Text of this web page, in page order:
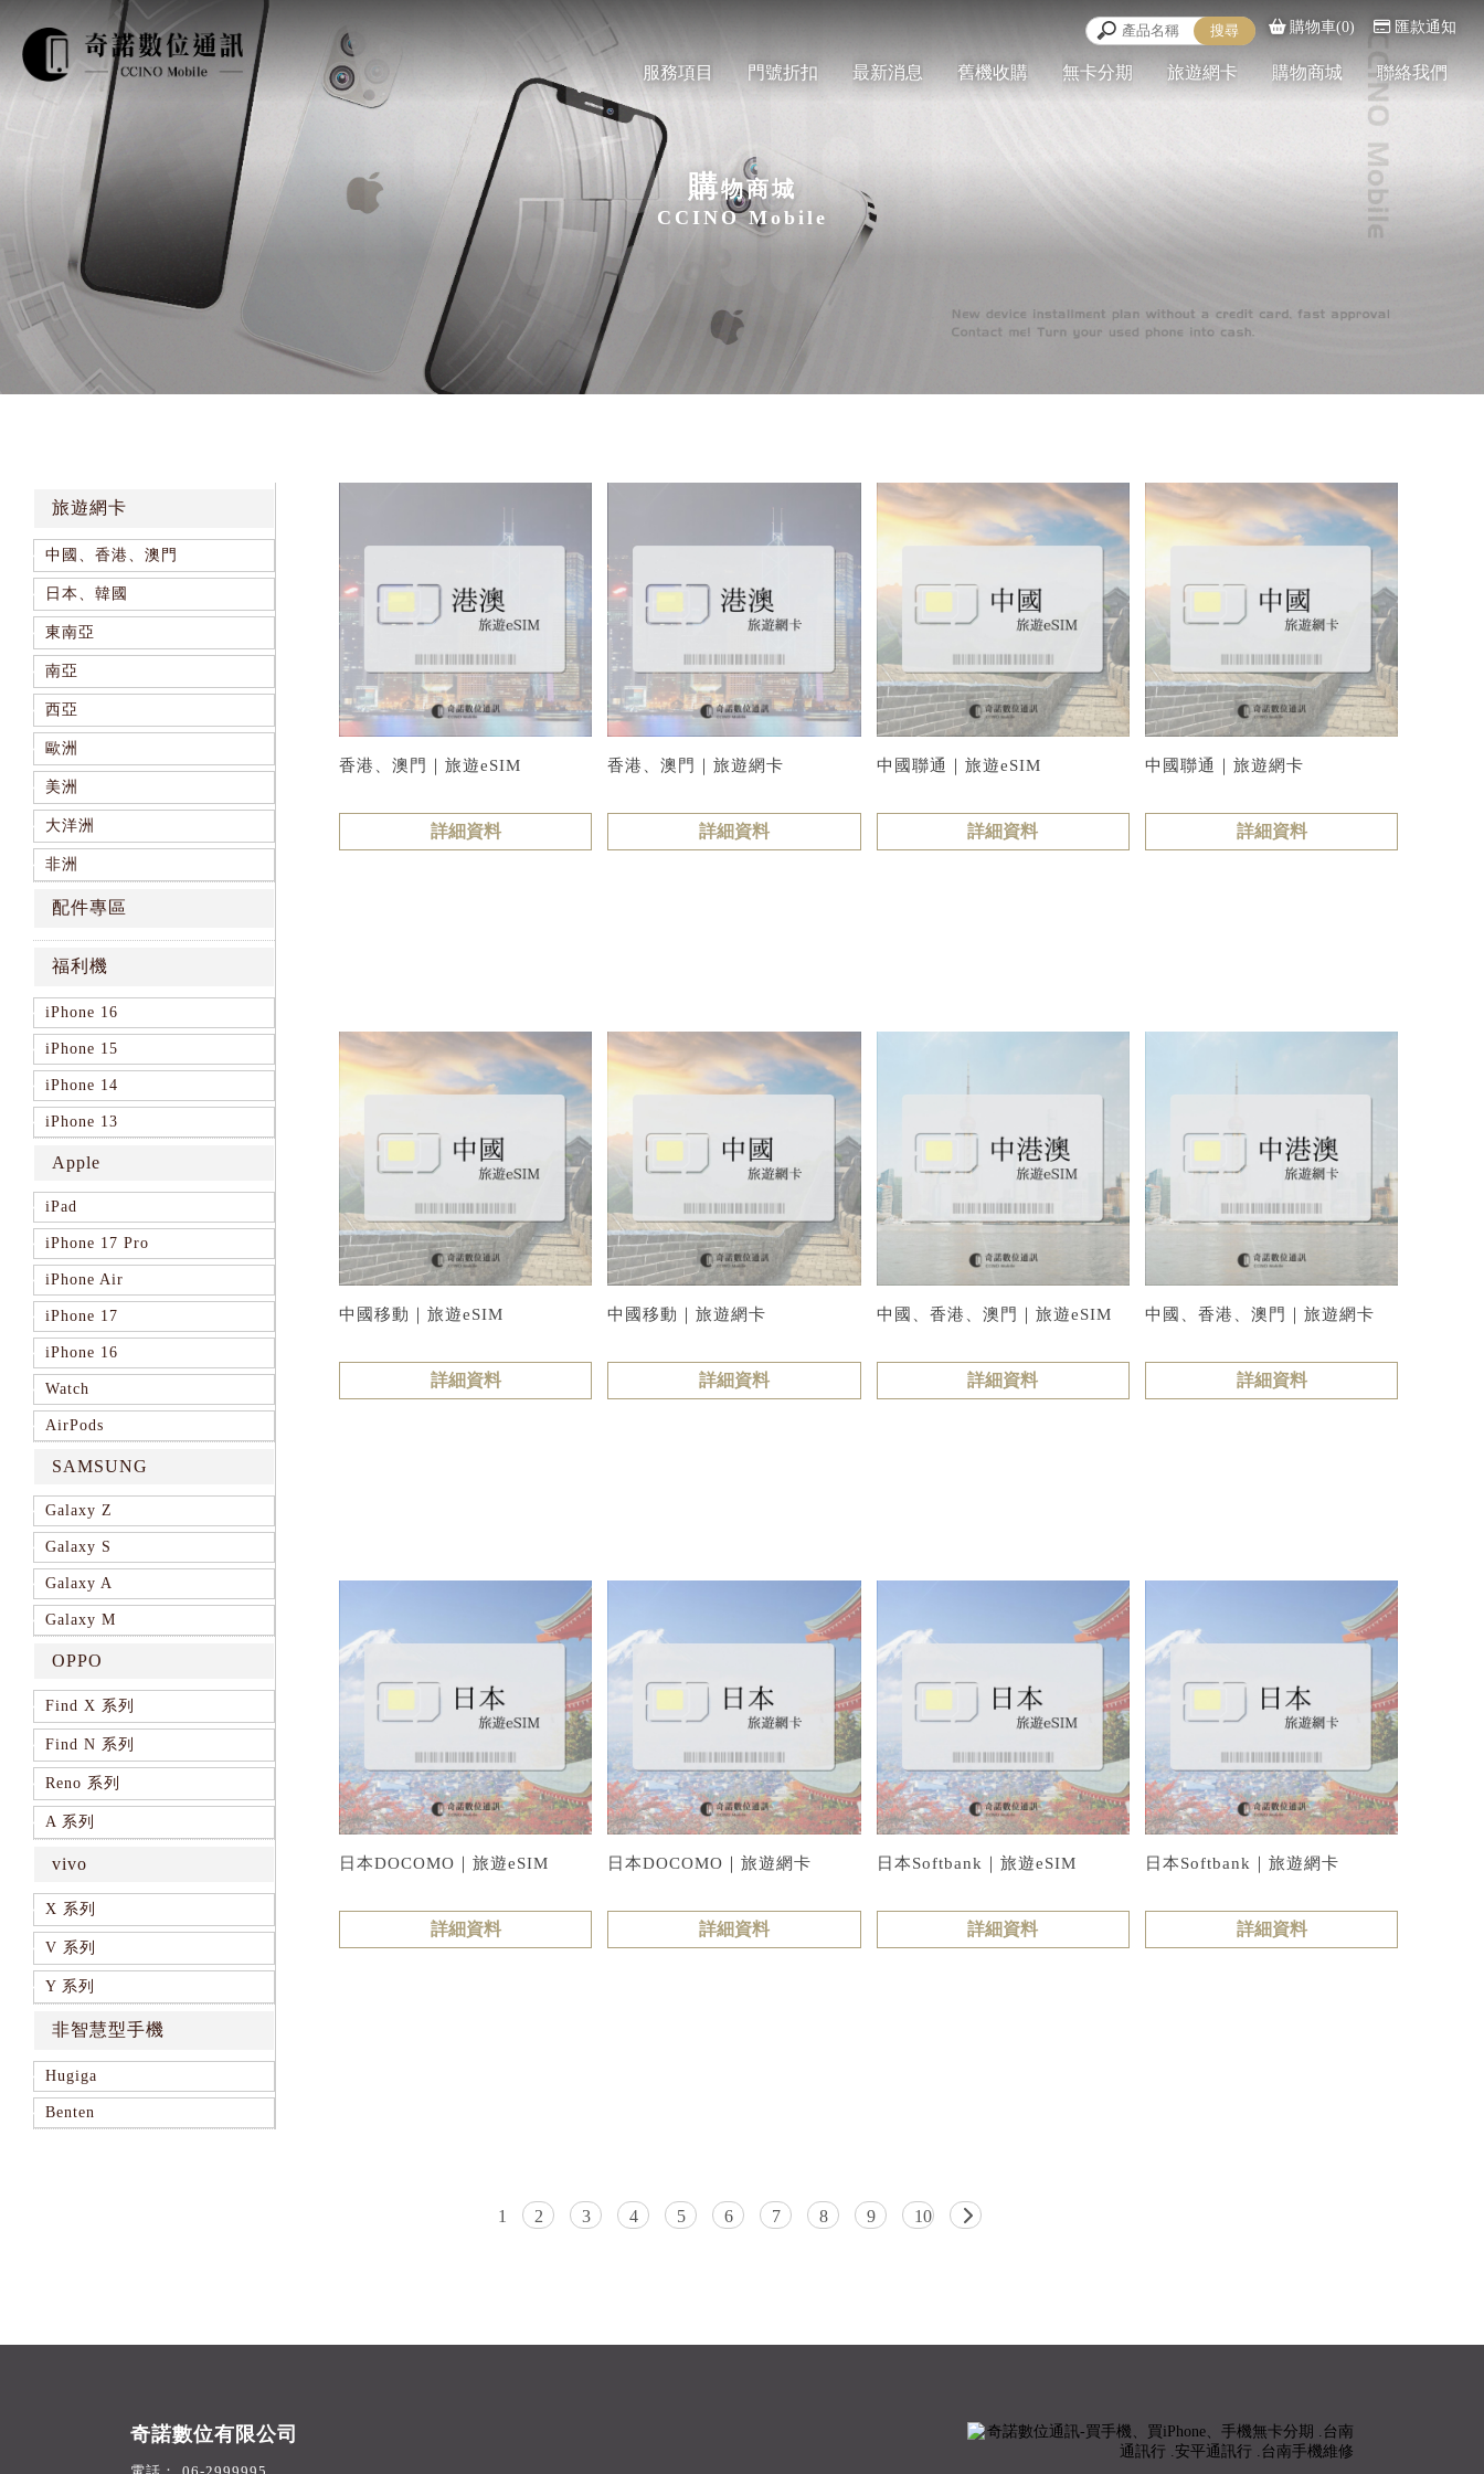
購物車(0) 匯款通知
服務項目 門號折扣 最新消息 舊機收購 無卡分期 旅遊網卡 購物商城 聯絡我們
購物商城
旅遊網卡
中國、香港、澳門
日本、韓國
東南亞
南亞
西亞
歐洲
美洲
大洋洲
非洲
配件專區
福利機
iPhone 16
iPhone 15
iPhone 14
iPhone 13
Apple
iPad
iPhone 17 Pro
iPhone Air
iPhone 17
iPhone 16
Watch
AirPods
SAMSUNG
Galaxy Z
Galaxy S
Galaxy A
Galaxy M
OPPO
Find X 系列
Find N 系列
Reno 系列
A 系列
vivo
X 系列
V 系列
Y 系列
非智慧型手機
Hugiga
Benten
香港、澳門｜旅遊eSIM
詳細資料
香港、澳門｜旅遊網卡
詳細資料
中國聯通｜旅遊eSIM
詳細資料
中國聯通｜旅遊網卡
詳細資料
中國移動｜旅遊eSIM
詳細資料
中國移動｜旅遊網卡
詳細資料
中國、香港、澳門｜旅遊eSIM
詳細資料
中國、香港、澳門｜旅遊網卡
詳細資料
日本DOCOMO｜旅遊eSIM
詳細資料
日本DOCOMO｜旅遊網卡
詳細資料
日本Softbank｜旅遊eSIM
詳細資料
日本Softbank｜旅遊網卡
詳細資料
1 2 3 4 5 6 7 8 9 10
奇諾數位有限公司